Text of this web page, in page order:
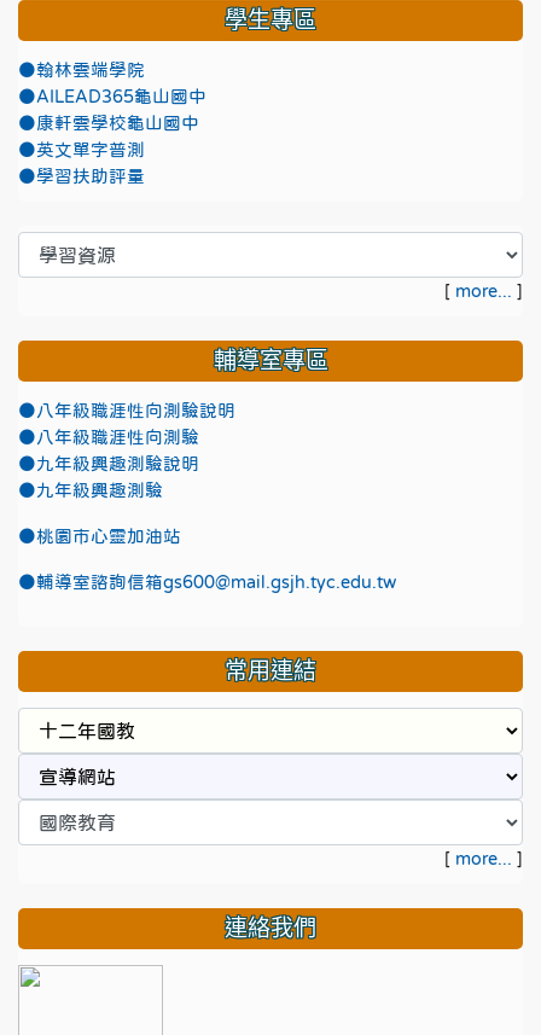
學生專區
●翰林雲端學院
●AILEAD365龜山國中
●康軒雲學校龜山國中
●英文單字普測
●學習扶助評量
[ more... ]
輔導室專區
●八年級職涯性向測驗說明
●八年級職涯性向測驗
●九年級興趣測驗說明
●九年級興趣測驗
●桃園市心靈加油站
●輔導室諮詢信箱gs600@mail.gsjh.tyc.edu.tw
常用連結
[ more... ]
連絡我們